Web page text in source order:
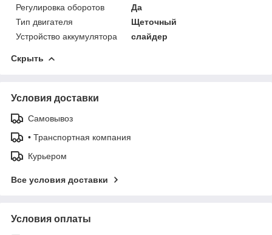
Регулировка оборотов
Да
Тип двигателя
Щеточный
Устройство аккумулятора
слайдер
Скрыть
Условия доставки
Самовывоз
• Транспортная компания
Курьером
Все условия доставки
Условия оплаты